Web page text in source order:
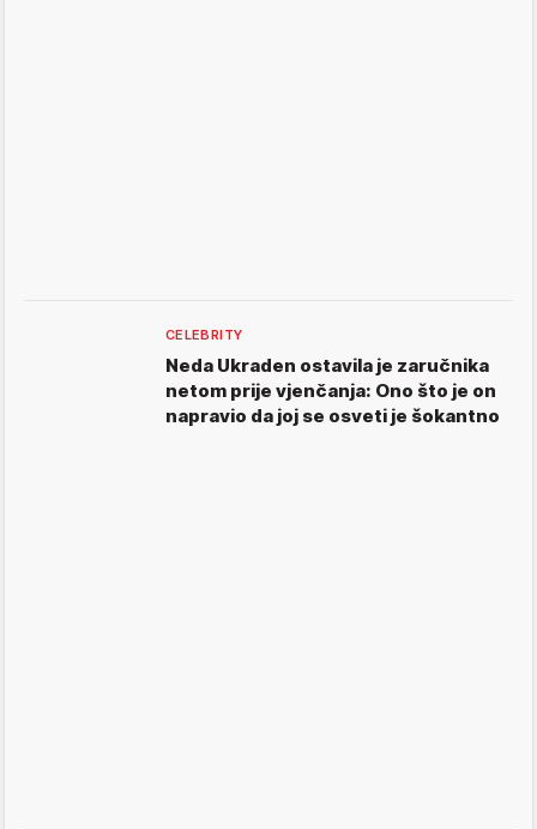
CELEBRITY
Neda Ukraden ostavila je zaručnika
netom prije vjenčanja: Ono što je on
napravio da joj se osveti je šokantno